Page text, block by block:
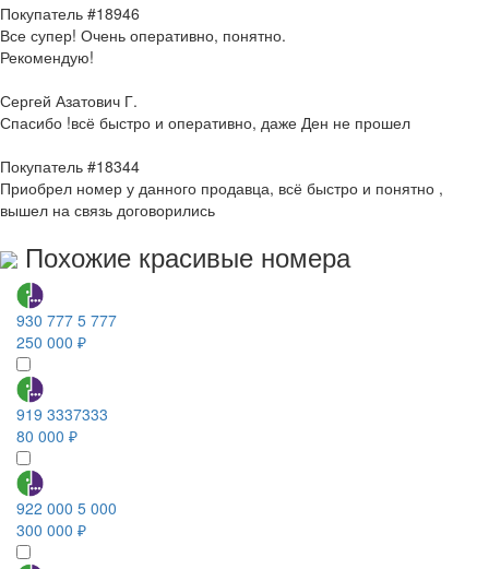
Покупатель #18946
Все супер! Очень оперативно, понятно.
Рекомендую!
Сергей Азатович Г.
Спасибо !всё быстро и оперативно, даже Ден не прошел
Покупатель #18344
Приобрел номер у данного продавца, всё быстро и понятно ,
вышел на связь договорились
Похожие красивые номера
930 777 5 777
250 000 ₽
919 3337333
80 000 ₽
922 000 5 000
300 000 ₽